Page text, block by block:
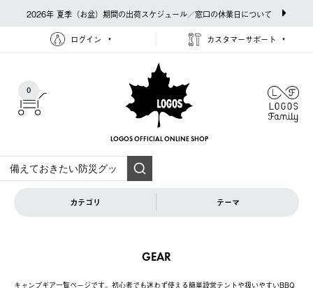
2026年 夏季（お盆）期間の出荷スケジュール／窓口の休業日について
ログイン カスタマーサポート
0
LOGOS OFFICIAL ONLINE SHOP
カテゴリ テーマ
GEAR
キャンプギア一覧ページです。初心者でも迷わず使える簡単設営テントや扱いやすいBBQ